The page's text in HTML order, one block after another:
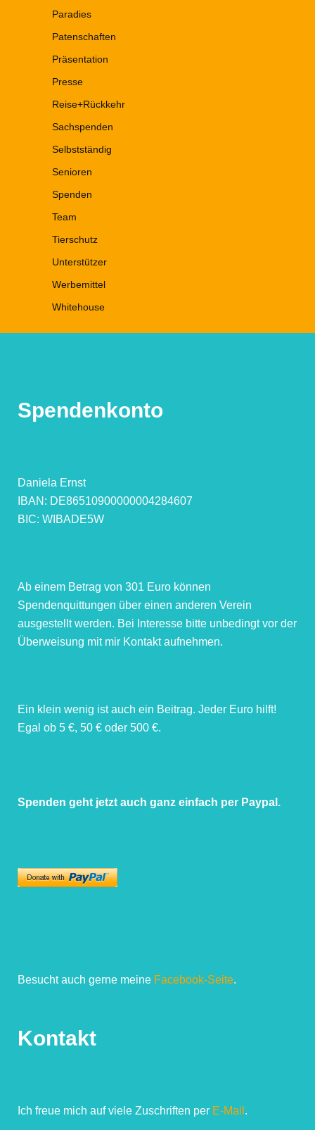
Paradies
Patenschaften
Präsentation
Presse
Reise+Rückkehr
Sachspenden
Selbstständig
Senioren
Spenden
Team
Tierschutz
Unterstützer
Werbemittel
Whitehouse
Spendenkonto
Daniela Ernst
IBAN: DE86510900000004284607
BIC: WIBADE5W
Ab einem Betrag von 301 Euro können
Spendenquittungen über einen anderen Verein
ausgestellt werden. Bei Interesse bitte unbedingt vor der
Überweisung mit mir Kontakt aufnehmen.
Ein klein wenig ist auch ein Beitrag. Jeder Euro hilft!
Egal ob 5 €, 50 € oder 500 €.
Spenden geht jetzt auch ganz einfach per Paypal.
Besucht auch gerne meine Facebook-Seite.
Kontakt
Ich freue mich auf viele Zuschriften per E-Mail .